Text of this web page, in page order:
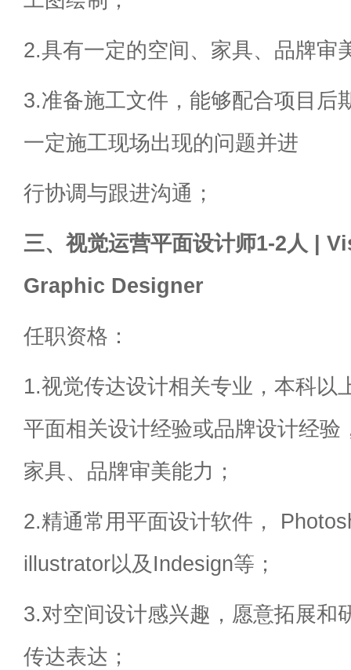
2.具有一定的空间、家具、品牌审
3.准备施工文件，能够配合项目后
一定施工现场出现的问题并进
行协调与跟进沟通；
三、视觉运营平面设计师1-2人 |
Graphic Designer
任职资格：
1.视觉传达设计相关专业，本科以
平面相关设计经验或品牌设计经验
家具、品牌审美能力；
2.精通常用平面设计软件，
illustrator以及Indesign等；
3.对空间设计感兴趣，愿意拓展和
传达表达；